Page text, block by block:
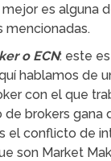
es alguna
mencionadas.
o ECN: este
hablamos de
con el que
de brokers gana
el conflicto de
son Market